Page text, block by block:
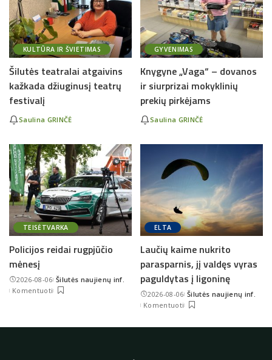
KULTŪRA IR ŠVIETIMAS
Šilutės teatralai atgaivins
kažkada džiuginusį teatrų
festivalį
Saulina GRINČĖ
GYVENIMAS
Knygyne „Vaga“ – dovanos
ir siurprizai mokyklinių
prekių pirkėjams
Saulina GRINČĖ
TEISĖTVARKA
Policijos reidai rugpjūčio
mėnesį
2026-08-06Posted
by
Šilutės naujienų inf.
Komentuoti
ELTA
Laučių kaime nukrito
parasparnis, jį valdęs vyras
paguldytas į ligoninę
2026-08-06Posted
by
Šilutės naujienų inf.
Komentuoti